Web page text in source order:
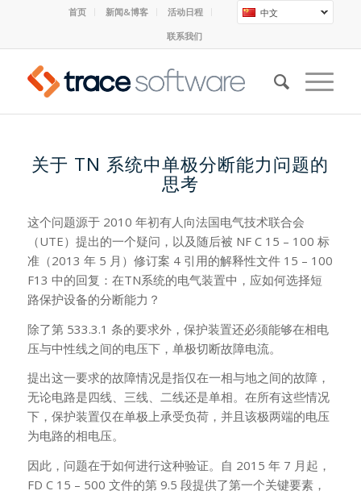
中文
首页 新闻&博客
活动日程
联系我们
关于 TN 系统中单极分断能力问题的
思考
这个问题源于 2010 年初有人向法国电气技术联合会
（UTE）提出的一个疑问，以及随后被 NF C 15 – 100 标
准（2013 年 5 月）修订案 4 引用的解释性文件 15 – 100
F13 中的回复：在TN系统的电气装置中，应如何选择短
路保护设备的分断能力？
除了第 533.3.1 条的要求外，保护装置还必须能够在相电
压与中性线之间的电压下，单极切断故障电流。
提出这一要求的故障情况是指仅在一相与地之间的故障，
无论电路是四线、三线、二线还是单相。在所有这些情况
下，保护装置仅在单极上承受负荷，并且该极两端的电压
为电路的相电压。
因此，问题在于如何进行这种验证。自 2015 年 7 月起，
FD C 15 – 500 文件的第 9.5 段提供了第一个关键要素，